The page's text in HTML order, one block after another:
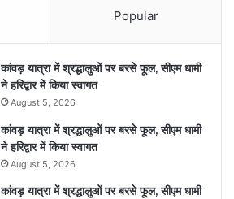
Popular
कांवड़ यात्रा में श्रद्धालुओं पर बरसे फूल, सीएम धामी
ने हरिद्वार में किया स्वागत
August 5, 2026
कांवड़ यात्रा में श्रद्धालुओं पर बरसे फूल, सीएम धामी
ने हरिद्वार में किया स्वागत
August 5, 2026
कांवड़ यात्रा में श्रद्धालुओं पर बरसे फूल, सीएम धामी